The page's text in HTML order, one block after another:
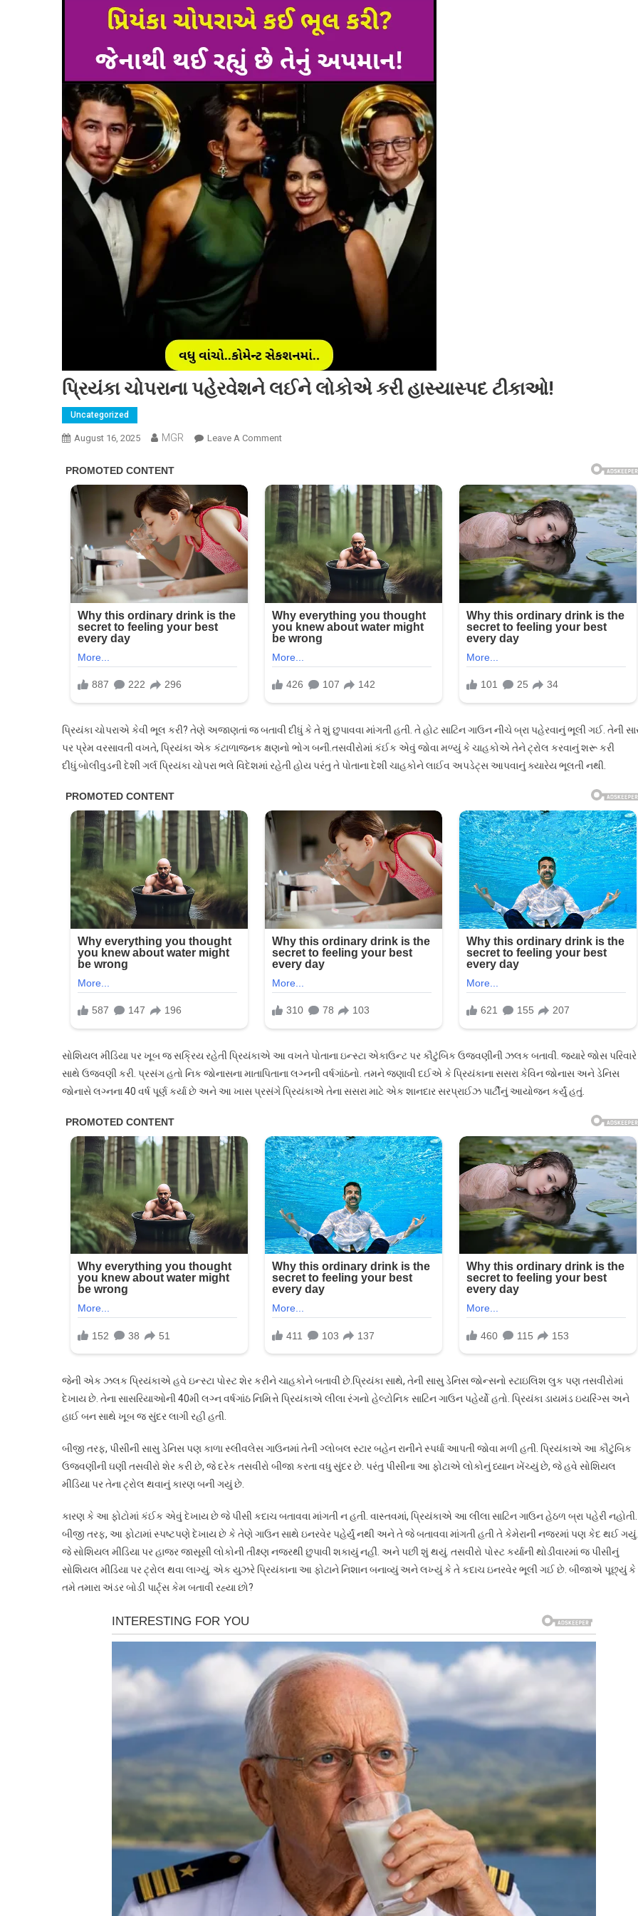
પ્રિયંકા ચોપરાના પહેરવેશને લઈને લોકોએ કરી હાસ્યાસ્પદ ટીકાઓ!
Uncategorized
August 16, 2025 MGR Leave A CommentOn
પહેરવેશને
લઈને
લોકોએ
હાસ્યાસ્પદ
ટીકાઓ!
પ્રિયંકા ચોપરાએ કેવી ભૂલ કરી? તેણે અજાણતાં જ બતાવી દીધું કે તે શું છુપાવવા માંગતી હતી. તે હોટ સાટિન ગાઉન નીચે બ્રા પહેરવાનું ભૂલી ગઈ. તેની
પર પ્રેમ વરસાવતી વખતે, પ્રિયંકા એક કંટાળાજનક ક્ષણનો ભોગ બની.તસવીરોમાં કંઈક એવું જોવા મળ્યું કે ચાહકોએ તેને ટ્રોલ કરવાનું શરૂ કરી
દીધું.બોલીવુડની દેશી ગર્લ પ્રિયંકા ચોપરા ભલે વિદેશમાં રહેતી હોય પરંતુ તે પોતાના દેશી ચાહકોને લાઈવ અપડેટ્સ આપવાનું ક્યારેય ભૂલતી નથી.
સોશિયલ મીડિયા પર ખૂબ જ સક્રિય રહેતી પ્રિયંકાએ આ વખતે પોતાના ઇન્સ્ટા એકાઉન્ટ પર કૌટુંબિક ઉજવણીની ઝલક બતાવી. જ્યારે જોસ પરિવારે
સાથે ઉજવણી કરી. પ્રસંગ હતો નિક જોનાસના માતાપિતાના લગ્નની વર્ષગાંઠનો. તમને જણાવી દઈએ કે પ્રિયંકાના સસરા કેવિન જોનાસ અને ડેનિસ
જોનાસે લગ્નના 40 વર્ષ પૂર્ણ કર્યા છે અને આ ખાસ પ્રસંગે પ્રિયંકાએ તેના સસરા માટે એક શાનદાર સરપ્રાઈઝ પાર્ટીનું આયોજન કર્યું હતું.
જેની એક ઝલક પ્રિયંકાએ હવે ઇન્સ્ટા પોસ્ટ શેર કરીને ચાહકોને બતાવી છે.પ્રિયંકા સાથે, તેની સાસુ ડેનિસ જોન્સનો સ્ટાઇલિશ લુક પણ તસવીરોમાં
દેખાય છે. તેના સાસરિયાઓની 40મી લગ્ન વર્ષગાંઠ નિમિત્તે પ્રિયંકાએ લીલા રંગનો હેલ્ટોનિક સાટિન ગાઉન પહેર્યો હતો. પ્રિયંકા ડાયમંડ ઇયરિંગ્સ અને
હાઈ બન સાથે ખૂબ જ સુંદર લાગી રહી હતી.
બીજી તરફ, પીસીની સાસુ ડેનિસ પણ કાળા સ્લીવલેસ ગાઉનમાં તેની ગ્લોબલ સ્ટાર બહેન રાનીને સ્પર્ધા આપતી જોવા મળી હતી. પ્રિયંકાએ આ કૌટુંબિક
ઉજવણીની ઘણી તસવીરો શેર કરી છે, જે દરેક તસવીરો બીજા કરતા વધુ સુંદર છે. પરંતુ પીસીના આ ફોટાએ લોકોનું ધ્યાન ખેંચ્યું છે, જે હવે સોશિયલ
મીડિયા પર તેના ટ્રોલ થવાનું કારણ બની ગયું છે.
કારણ કે આ ફોટોમાં કંઈક એવું દેખાય છે જે પીસી કદાચ બતાવવા માંગતી ન હતી. વાસ્તવમાં, પ્રિયંકાએ આ લીલા સાટિન ગાઉન હેઠળ બ્રા પહેરી નહોતી.
બીજી તરફ, આ ફોટામાં સ્પષ્ટપણે દેખાય છે કે તેણે ગાઉન સાથે ઇનરવેર પહેર્યું નથી અને તે જે બતાવવા માંગતી હતી તે કેમેરાની નજરમાં પણ કેદ થઈ ગયું.
જે સોશિયલ મીડિયા પર હાજર જાસૂસી લોકોની તીક્ષ્ણ નજરથી છુપાવી શકાયું નહીં. અને પછી શું થયું. તસવીરો પોસ્ટ કર્યાની થોડીવારમાં જ પીસીનું
સોશિયલ મીડિયા પર ટ્રોલ થવા લાગ્યું. એક યુઝરે પ્રિયંકાના આ ફોટાને નિશાન બનાવ્યું અને લખ્યું કે તે કદાચ ઇનરવેર ભૂલી ગઈ છે. બીજાએ પૂછ્યું કે
તમે તમારા અંડર બોડી પાર્ટ્સ કેમ બતાવી રહ્યા છો?